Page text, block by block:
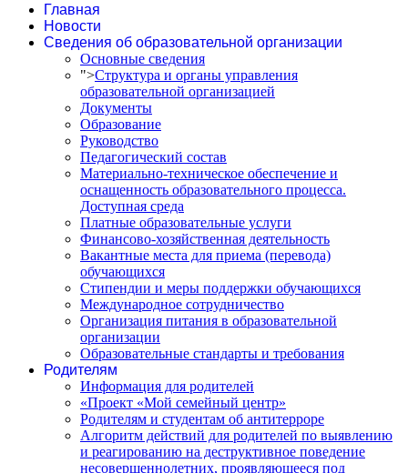
Главная
Новости
Сведения об образовательной организации
Основные сведения
">Структура и органы управления
образовательной организацией
Документы
Образование
Руководство
Педагогический состав
Материально-техническое обеспечение и
оснащенность образовательного процесса.
Доступная среда
Платные образовательные услуги
Финансово-хозяйственная деятельность
Вакантные места для приема (перевода)
обучающихся
Стипендии и меры поддержки обучающихся
Международное сотрудничество
Организация питания в образовательной
организации
Образовательные стандарты и требования
Родителям
Информация для родителей
«Проект «Мой семейный центр»
Родителям и студентам об антитерроре
Алгоритм действий для родителей по выявлению
и реагированию на деструктивное поведение
несовершеннолетних, проявляющееся под